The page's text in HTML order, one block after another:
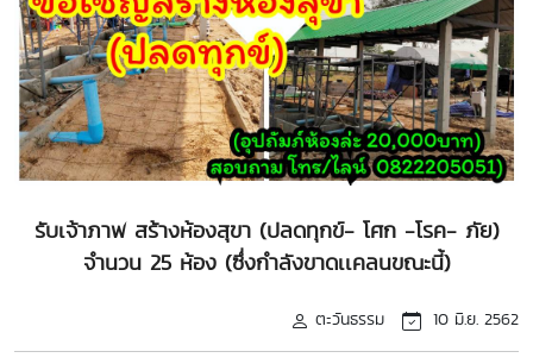
รับเจ้าภาพ สร้างห้องสุขา (ปลดทุกข์- โศก -โรค- ภัย)
จำนวน 25 ห้อง (ซึ่งกำลังขาดเเคลนขณะนี้)
ตะวันธรรม 10 มิ.ย. 2562